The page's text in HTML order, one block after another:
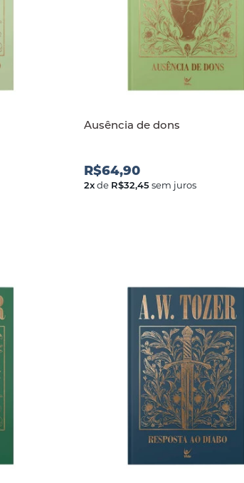
Ausência de dons
R$64,90
2xde R$32,45sem juros